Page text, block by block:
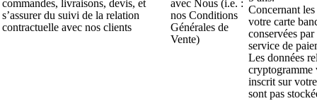
commandes, livraisons, devis, et
s’assurer du suivi de la relation
contractuelle avec nos clients
avec Nous (i.e. :
nos Conditions
Générales de
Vente)
Concernant
votre carte
conservées
service de
Les données
inscrit sur
sont pas